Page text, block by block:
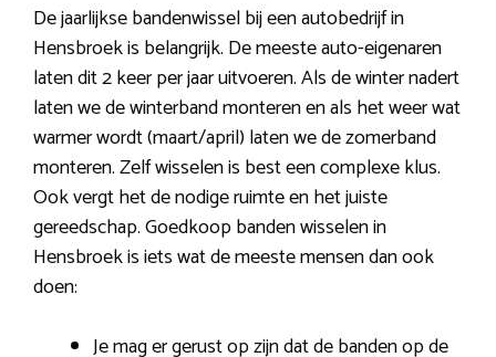
De jaarlijkse bandenwissel bij een autobedrijf in
Hensbroek is belangrijk. De meeste auto-eigenaren
laten dit 2 keer per jaar uitvoeren. Als de winter nadert
laten we de winterband monteren en als het weer wat
warmer wordt (maart/april) laten we de zomerband
monteren. Zelf wisselen is best een complexe klus.
Ook vergt het de nodige ruimte en het juiste
gereedschap. Goedkoop banden wisselen in
Hensbroek is iets wat de meeste mensen dan ook
doen:
Je mag er gerust op zijn dat de banden op de